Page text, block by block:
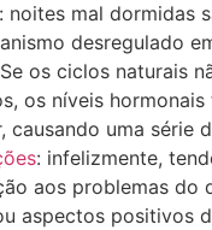
: noites mal dormidas
desregulado
os ciclos naturais
os níveis hormonais
causando uma série
: infelizmente,
aos problemas do
aspectos positivos